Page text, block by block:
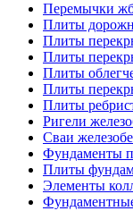
Перемычки
Плиты
Плиты
Плиты
Плиты
Плиты
Плиты
Ригели
Сваи
Фундаменты
Плиты
Элементы